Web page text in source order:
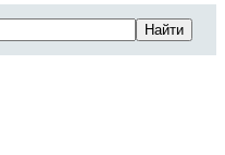
Найти